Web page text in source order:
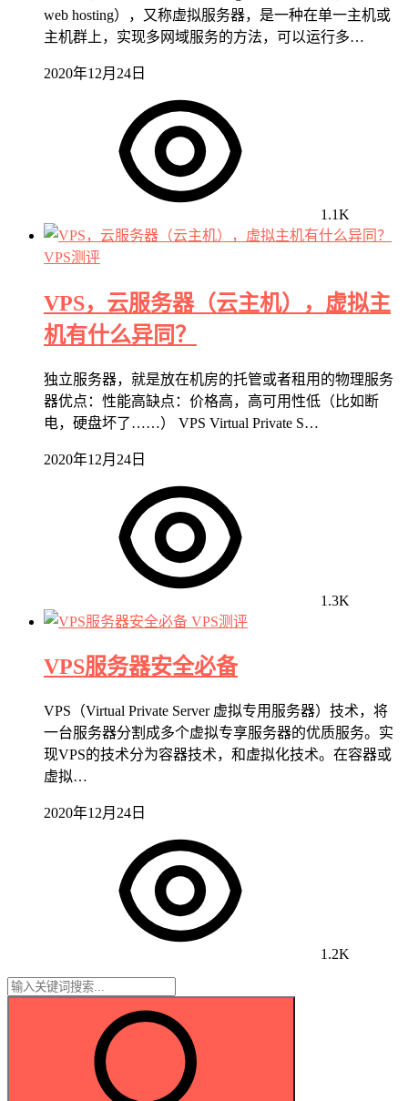
web hosting），又称虚拟服务器，是一种在单一主机或
主机群上，实现多网域服务的方法，可以运行多…
2020年12月24日
1.1K
VPS测评
VPS，云服务器（云主机），虚拟主
机有什么异同？
独立服务器，就是放在机房的托管或者租用的物理服务
器优点：性能高缺点：价格高，高可用性低（比如断
电，硬盘坏了……） VPS Virtual Private S…
2020年12月24日
1.3K
VPS测评
VPS服务器安全必备
VPS（Virtual Private Server 虚拟专用服务器）技术，将
一台服务器分割成多个虚拟专享服务器的优质服务。实
现VPS的技术分为容器技术，和虚拟化技术。在容器或
虚拟…
2020年12月24日
1.2K